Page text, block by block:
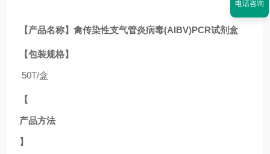
【产品名称】禽传染性支气管炎病毒(AIBV)PCR试剂盒
【包装规格】
50T/盒
【
产品方法
】
电话咨询